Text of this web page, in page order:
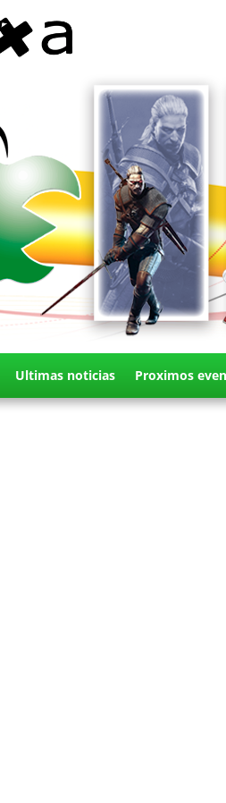
Ultimas noticias Proximos